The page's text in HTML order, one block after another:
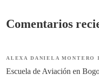
Comentarios
ALEXA DANIELA MONTERO
Escuela de Aviación en